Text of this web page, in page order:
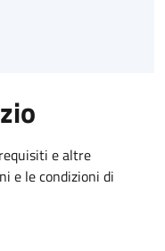
e altre
e le condizioni di